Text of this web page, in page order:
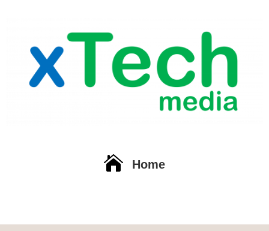
 Home